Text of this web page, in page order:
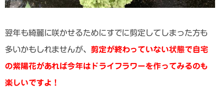
翌年も綺麗に咲かせるためにすでに剪定してしまった方も
多いかもしれませんが、 剪定が終わっていない状態で自宅
の紫陽花があれば今年はドライフラワーを作ってみるのも
楽しいですよ！